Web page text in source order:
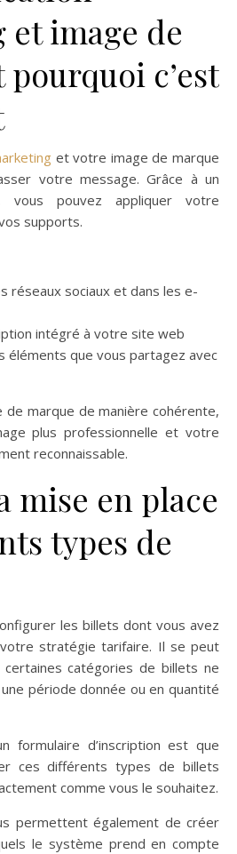
image de
c’est
et votre image de marque
votre message. Grâce à un
vous pouvez appliquer votre
supports.
réseaux sociaux et dans les e-
intégré à votre site web
éléments que vous partagez avec
de marque de manière cohérente,
plus professionnelle et votre
reconnaissable.
mise en place
types de
les billets dont vous avez
stratégie tarifaire. Il se peut
catégories de billets ne
période donnée ou en quantité
formulaire d’inscription est que
ces différents types de billets
comme vous le souhaitez.
permettent également de créer
le système prend en compte